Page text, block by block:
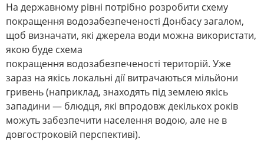
На державному рівні потрібно розробити схему
покращення водозабезпеченості Донбасу загалом,
щоб визначати, які джерела води можна використати,
якою буде схема
покращення водозабезпеченості територій. Уже
зараз на якісь локальні дії витрачаються мільйони
гривень (наприклад, знаходять під землею якісь
западини ― блюдця, які впродовж декількох років
можуть забезпечити населення водою, але не в
довгостроковій перспективі).